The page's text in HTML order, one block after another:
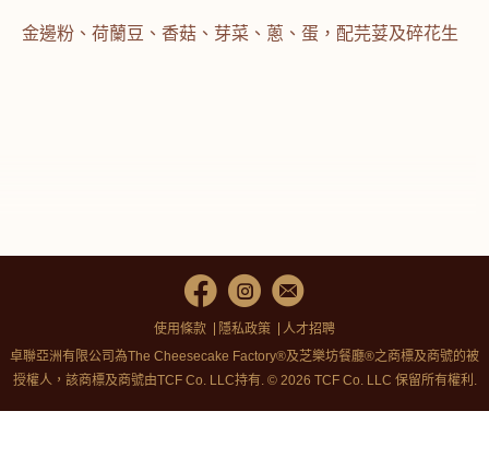
金邊粉、荷蘭豆、香菇、芽菜、蔥、蛋，配芫荽及碎花生
使用條款 隱私政策
人才招聘
卓聯亞洲有限公司為The Cheesecake Factory®及芝樂坊餐廳®之商標及商號的被
授權人，該商標及商號由TCF Co. LLC持有. © 2026 TCF Co. LLC 保留所有權利.